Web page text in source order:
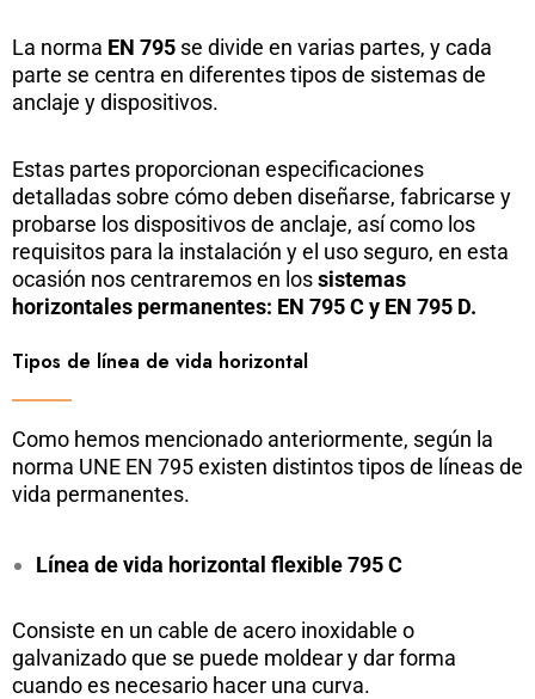
La norma EN 795 se divide en varias partes, y cada
parte se centra en diferentes tipos de sistemas de
anclaje y dispositivos.
Estas partes proporcionan especificaciones
detalladas sobre cómo deben diseñarse, fabricarse y
probarse los dispositivos de anclaje, así como los
requisitos para la instalación y el uso seguro, en esta
ocasión nos centraremos en lossistemas
horizontales permanentes: EN 795 C y EN 795 D.
Tipos de línea de vida horizontal
Como hemos mencionado anteriormente, según la
norma UNE EN 795 existen distintos tipos de líneas de
vida permanentes.
Línea de vida horizontal flexible 795 C
Consiste en un cable de acero inoxidable o
galvanizado que se puede moldear y dar forma
cuando es necesario hacer una curva.